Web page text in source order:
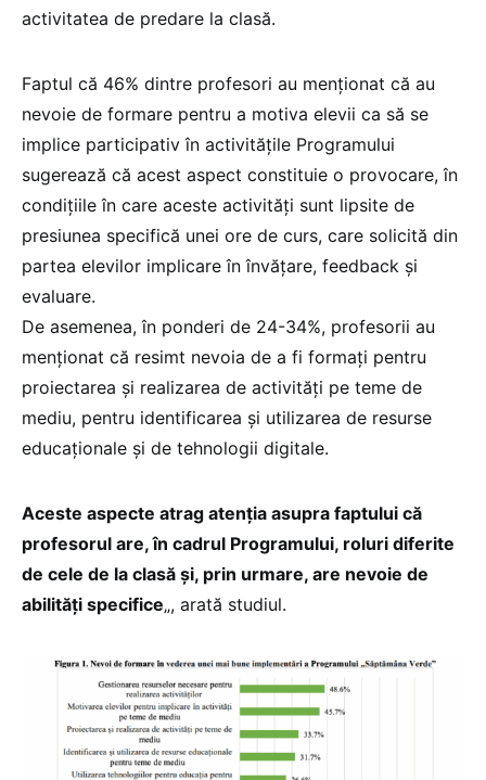
activitatea de predare la clasă.
Faptul că 46% dintre profesori au menționat că au
nevoie de formare pentru a motiva elevii ca să se
implice participativ în activitățile Programului
sugerează că acest aspect constituie o provocare, în
condițiile în care aceste activități sunt lipsite de
presiunea specifică unei ore de curs, care solicită din
partea elevilor implicare în învățare, feedback și
evaluare.
De asemenea, în ponderi de 24-34%, profesorii au
menționat că resimt nevoia de a fi formați pentru
proiectarea și realizarea de activități pe teme de
mediu, pentru identificarea și utilizarea de resurse
educaționale și de tehnologii digitale.
Aceste aspecte atrag atenția asupra faptului că
profesorul are, în cadrul Programului, roluri diferite
de cele de la clasă și, prin urmare, are nevoie de
abilități specifice„, arată studiul.